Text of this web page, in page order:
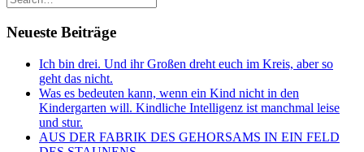
Neueste Beiträge
Ich bin drei. Und ihr Großen dreht euch im Kreis, aber so
geht das nicht.
Was es bedeuten kann, wenn ein Kind nicht in den
Kindergarten will. Kindliche Intelligenz ist manchmal leise
und stur.
AUS DER FABRIK DES GEHORSAMS IN EIN FELD